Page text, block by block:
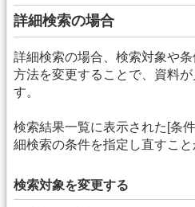
詳細検索の場合
詳細検索の場合、検索対象や
方法を変更することで、資料
す。
検索結果一覧に表示された[条
細検索の条件を指定し直すこと
検索対象を変更する